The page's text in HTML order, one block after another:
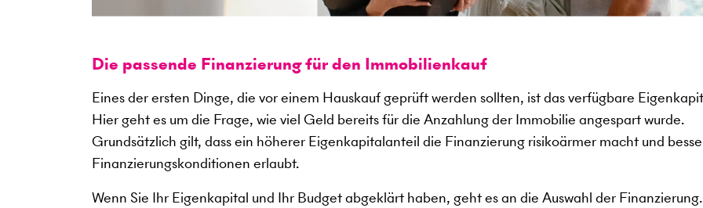
Die passende Finanzierung für den Immobilienkauf
Eines der ersten Dinge, die vor einem Hauskauf geprüft werden sollten, ist das verfügbare
Hier geht es um die Frage, wie viel Geld bereits für die Anzahlung der Immobilie angespart wurde.
Grundsätzlich gilt, dass ein höherer Eigenkapitalanteil die Finanzierung risikoärmer macht und
Finanzierungskonditionen erlaubt.
Wenn Sie Ihr Eigenkapital und Ihr Budget abgeklärt haben, geht es an die Auswahl der